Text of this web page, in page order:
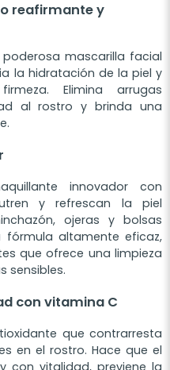
reafirmante y
mascarilla facial
la hidratación de la piel y
Elimina arrugas
al rostro y brinda una
innovador con
y refrescan la piel
ojeras y bolsas
fórmula altamente eficaz,
que ofrece una limpieza
sensibles.
con vitamina C
que contrarresta
en el rostro. Hace que el